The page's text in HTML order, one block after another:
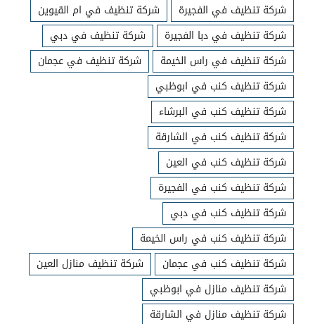
شركة تنظيف في الفجيرة
شركة تنظيف في ام القيوين
شركة تنظيف في دبا الفجيرة
شركة تنظيف في دبي
شركة تنظيف في راس الخيمة
شركة تنظيف في عجمان
شركة تنظيف كنب في ابوظبي
شركة تنظيف كنب في البرشاء
شركة تنظيف كنب في الشارقة
شركة تنظيف كنب في العين
شركة تنظيف كنب في الفجيرة
شركة تنظيف كنب في دبي
شركة تنظيف كنب في راس الخيمة
شركة تنظيف كنب في عجمان
شركة تنظيف منازل العين
شركة تنظيف منازل في ابوظبي
شركة تنظيف منازل في الشارقة